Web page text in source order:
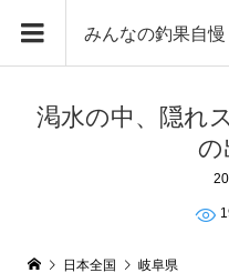
みんなの釣果自慢
渇水の中、隠れ
の
日本全国 岐阜県